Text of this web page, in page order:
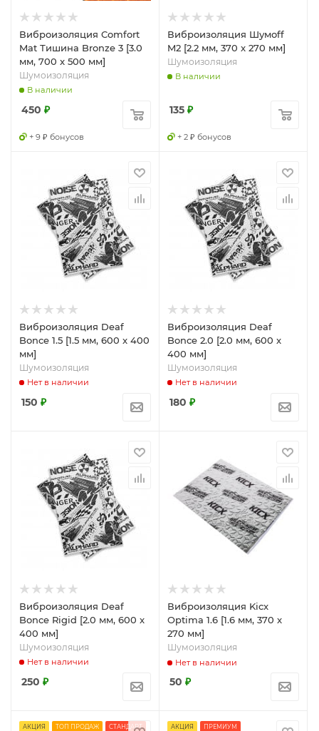
Виброизоляция Comfort
Mat Тишина Bronze 3 [3.0
мм, 700 x 500 мм]
Шумоизоляция
В наличии
450 ₽
+ 9 ₽ бонусов
Виброизоляция Шумоff
M2 [2.2 мм, 370 x 270 мм]
Шумоизоляция
В наличии
135 ₽
+ 2 ₽ бонусов
Виброизоляция Deaf
Bonce 1.5 [1.5 мм, 600 x 400
мм]
Шумоизоляция
Нет в наличии
150 ₽
Виброизоляция Deaf
Bonce 2.0 [2.0 мм, 600 x
400 мм]
Шумоизоляция
Нет в наличии
180 ₽
Виброизоляция Deaf
Bonce Rigid [2.0 мм, 600 x
400 мм]
Шумоизоляция
Нет в наличии
250 ₽
Виброизоляция Kicx
Optima 1.6 [1.6 мм, 370 x
270 мм]
Шумоизоляция
Нет в наличии
50 ₽
АКЦИЯ ТОП ПРОДАЖ СТАНДАРТ АКЦИЯ ПРЕМИУМ